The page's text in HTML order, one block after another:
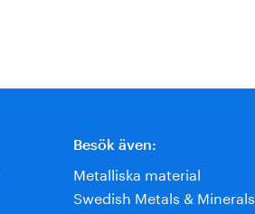
Besök även:
Metalliska material
Swedish Metals & Minerals